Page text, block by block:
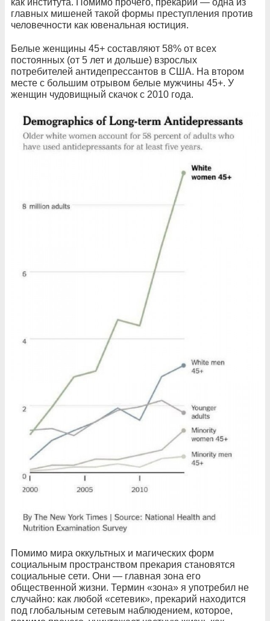
как института. Помимо прочего, прекарии — одна из
главных мишеней такой формы преступления против
человечности как ювенальная юстиция.
Белые женщины 45+ составляют 58% от всех
постоянных (от 5 лет и дольше) взрослых
потребителей антидепрессантов в США. На втором
месте с большим отрывом белые мужчины 45+. У
женщин чудовищный скачок с 2010 года.
Помимо мира оккультных и магических форм
социальным пространством прекария становятся
социальные сети. Они — главная зона его
общественной жизни. Термин «зона» я употребил не
случайно: как любой «сетевик», прекарий находится
под глобальным сетевым наблюдением, которое,